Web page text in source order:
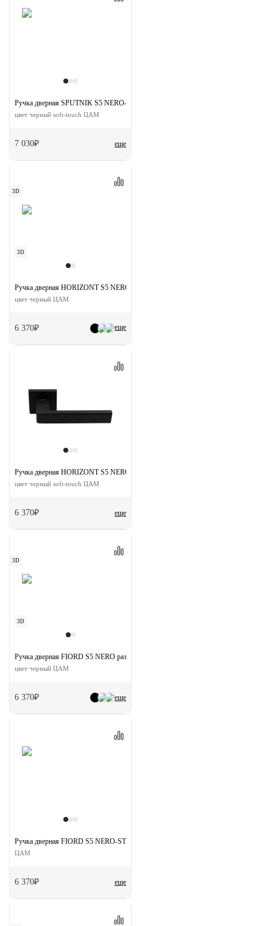
еще
Ручка дверная SPUTNIK S5 NERO-ST на квадратной розетке
цвет черный soft-touch ЦАМ
7 030₽
3D
3D
еще
Ручка дверная HORIZONT S5 NERO раздельная на квадратной розетке
цвет черный ЦАМ
6 370₽
еще
Ручка дверная HORIZONT S5 NERO-ST на квадратной розетке
цвет черный soft-touch ЦАМ
6 370₽
3D
3D
еще
Ручка дверная FIORD S5 NERO раздельная на квадратной розетке
цвет черный ЦАМ
6 370₽
еще
Ручка дверная FIORD S5 NERO-ST на квадратной розетке цвет черный soft-touch
ЦАМ
6 370₽